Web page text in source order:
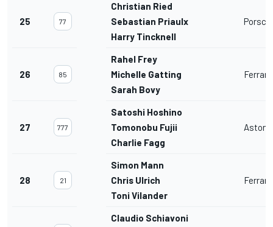
25 77
Christian Ried
Sebastian Priaulx
Harry Tincknell
26 85
Rahel Frey
Michelle Gatting
Sarah Bovy
Ferrari
27 777
Satoshi Hoshino
Tomonobu Fujii
Charlie Fagg
Aston
28 21
Simon Mann
Chris Ulrich
Toni Vilander
Ferrari
Claudio Schiavoni